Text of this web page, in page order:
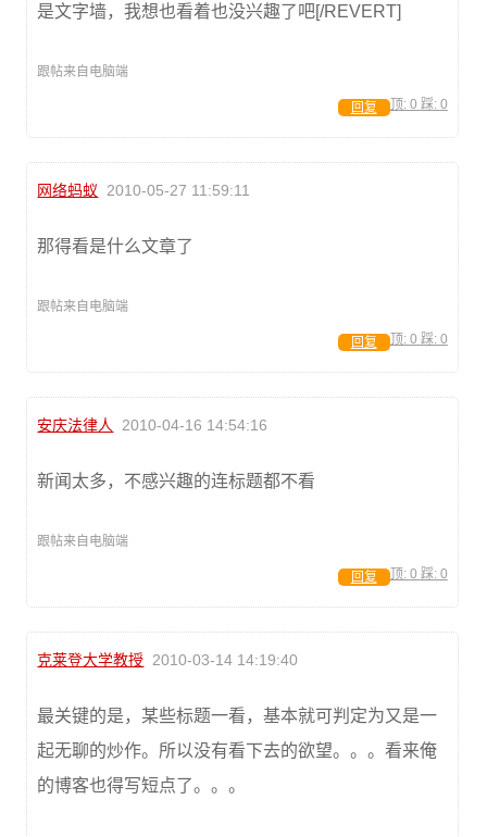
是文字墙，我想也看着也没兴趣了吧[/REVERT]
跟帖来自电脑端
顶: 0 踩: 0
回复
网络蚂蚁 2010-05-27 11:59:11
那得看是什么文章了
跟帖来自电脑端
顶: 0 踩: 0
回复
安庆法律人 2010-04-16 14:54:16
新闻太多，不感兴趣的连标题都不看
跟帖来自电脑端
顶: 0 踩: 0
回复
克莱登大学教授 2010-03-14 14:19:40
最关键的是，某些标题一看，基本就可判定为又是一
起无聊的炒作。所以没有看下去的欲望。。。看来俺
的博客也得写短点了。。。